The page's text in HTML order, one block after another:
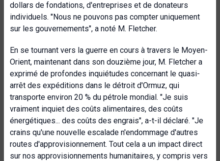
dollars de fondations, d'entreprises et de donateurs
individuels. "Nous ne pouvons pas compter uniquement
sur les gouvernements", a noté M. Fletcher.
En se tournant vers la guerre en cours à travers le Moyen-
Orient, maintenant dans son douzième jour, M. Fletcher a
exprimé de profondes inquiétudes concernant le quasi-
arrêt des expéditions dans le détroit d'Ormuz, qui
transporte environ 20 % du pétrole mondial. "Je suis
vraiment inquiet des coûts alimentaires, des coûts
énergétiques... des coûts des engrais", a-t-il déclaré. "Je
crains qu'une nouvelle escalade n'endommage d'autres
routes d'approvisionnement. Tout cela a un impact direct
sur nos approvisionnements humanitaires, y compris vers